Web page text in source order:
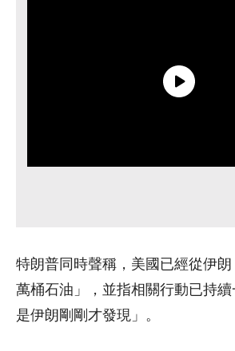
特朗普同時聲稱，美國已經從伊
萬桶石油」，並指相關行動已持
是伊朗剛剛才發現」。